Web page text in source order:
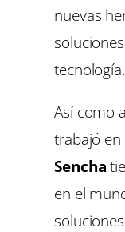
nuevas
tecnología.
Así como
trabajó en
Sencha
en el